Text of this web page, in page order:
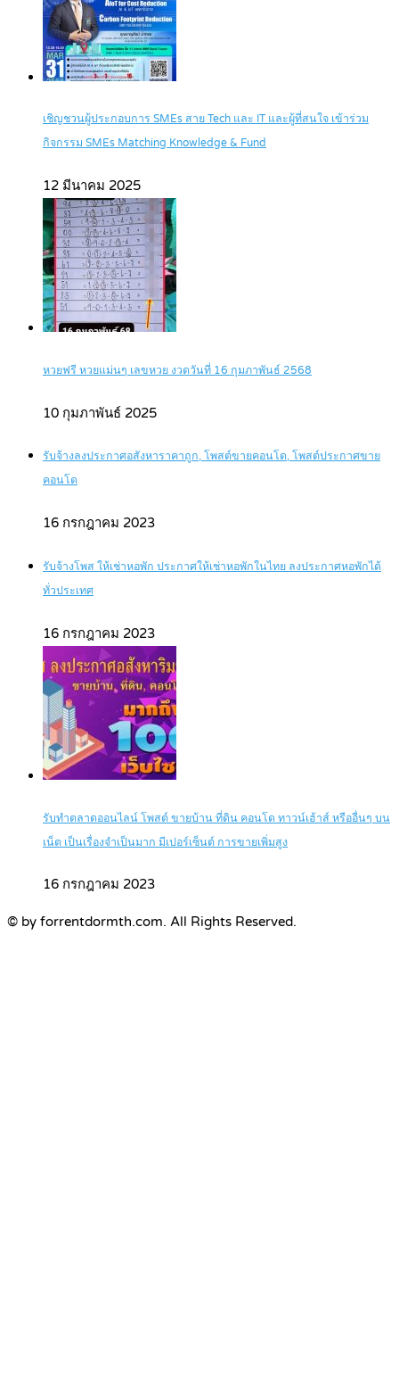
เชิญชวนผู้ประกอบการ SMEs สาย Tech และ IT และผู้ที่สนใจ เข้าร่วม
กิจกรรม SMEs Matching Knowledge & Fund
12 มีนาคม 2025
หวยฟรี หวยแม่นๆ เลขหวย งวดวันที่ 16 กุมภาพันธ์ 2568
10 กุมภาพันธ์ 2025
รับจ้างลงประกาศอสังหาราคาถูก, โพสต์ขายคอนโด, โพสต์ประกาศขาย
คอนโด
16 กรกฎาคม 2023
รับจ้างโพส ให้เช่าหอพัก ประกาศให้เช่าหอพักในไทย ลงประกาศหอพักได้
ทั่วประเทศ
16 กรกฎาคม 2023
รับทำตลาดออนไลน์ โพสต์ ขายบ้าน ที่ดิน คอนโด ทาวน์เฮ้าส์ หรืออื่นๆ บน
เน็ต เป็นเรื่องจำเป็นมาก มีเปอร์เซ็นต์ การขายเพิ่มสูง
16 กรกฎาคม 2023
© by forrentdormth.com. All Rights Reserved.